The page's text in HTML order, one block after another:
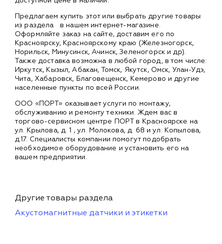
Предлагаем купить этот или выбрать другие товары
из раздела
в нашем интернет-магазине.
Оформляйте заказ на сайте, доставим его по
Красноярску, Красноярскому краю (Железногорск,
Норильск, Минусинск, Ачинск, Зеленогорск и др).
Также доставка возможна в любой город, в том числе:
Иркутск, Кызыл, Абакан, Томск, Якутск, Омск, Улан-Удэ,
Чита, Хабаровск, Благовещенск, Кемерово и другие
населенные пункты по всей России.
ООО «ПОРТ» оказывает услуги по монтажу,
обслуживанию и ремонту техники. Ждем вас в
торгово-сервисном центре ПОРТ в Красноярске на
ул. Крылова, д. 1 , ул. Молокова, д. 68 и ул. Копылова,
д.17. Специалисты компании помогут подобрать
необходимое оборудование и установить его на
вашем предприятии.
Другие товары раздела
Акустомагнитные датчики и этикетки